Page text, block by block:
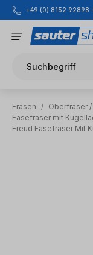
Zum Hauptinhalt
+49 (0) 8152 92898-
Suchbegriff
Fräsen / Oberfräser
Fasefräser mit
Freud Fasefräser Mit